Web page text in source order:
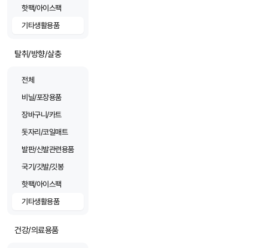
핫팩/아이스팩
기타생활용품
탈취/방향/살충
전체
비닐/포장용품
장바구니/카트
돗자리/코일매트
발판/신발관련용품
국기/깃발/깃봉
핫팩/아이스팩
기타생활용품
건강/의료용품